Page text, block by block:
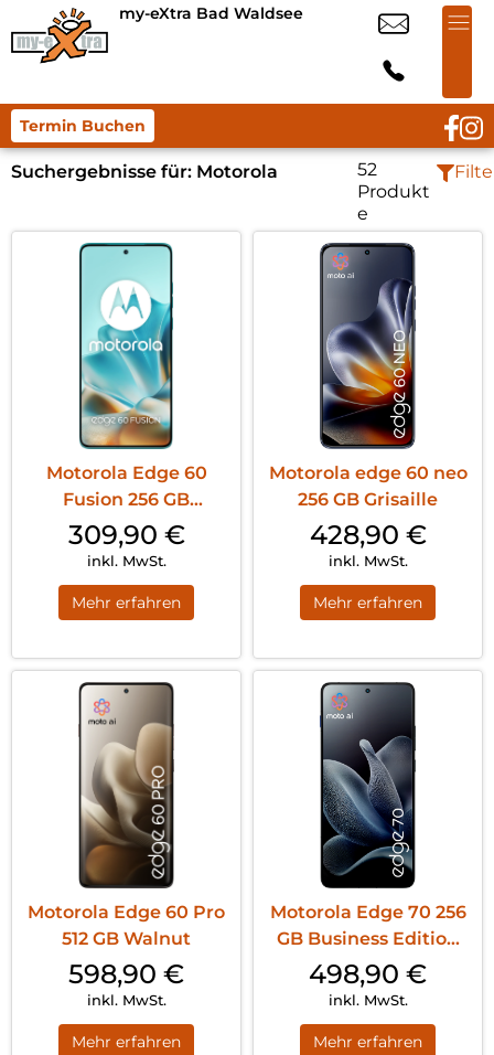
my-eXtra Bad Waldsee
Termin Buchen
Suchergebnisse für: Motorola
52
Produkt
e
Motorola Edge 60
Fusion 256 GB
Amazonite
309,90 €
inkl. MwSt.
Mehr erfahren
Motorola edge 60 neo
256 GB Grisaille
428,90 €
inkl. MwSt.
Mehr erfahren
Motorola Edge 60 Pro
512 GB Walnut
598,90 €
inkl. MwSt.
Mehr erfahren
Motorola Edge 70 256
GB Business Edition
Gadget Gr...
498,90 €
inkl. MwSt.
Mehr erfahren